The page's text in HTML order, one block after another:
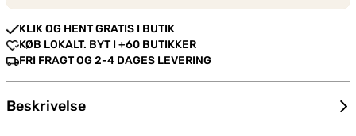
KLIK OG HENT GRATIS I BUTIK
KØB LOKALT. BYT I +60 BUTIKKER
FRI FRAGT OG 2-4 DAGES LEVERING
Beskrivelse